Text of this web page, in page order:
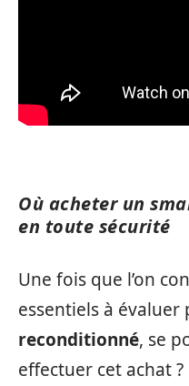
Où acheter un
en toute sécurité
Une fois que l’on
essentiels à évaluer
reconditionné, se
effectuer cet achat